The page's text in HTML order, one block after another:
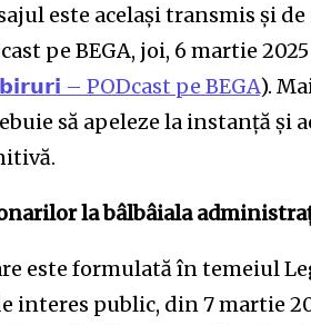
este același transmis și
pe BEGA, joi, 6 martie
– PODcast pe BEGA).
să apeleze la instanță și
la bâlbâiala
este formulată în temeiul
interes public, din 7 martie